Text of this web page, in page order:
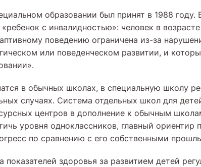
образовании был принят в 1988 году.
с инвалидностью»: человек в
поведению ограничена из-за
или поведенческом развитии, и
в обычных школах, в специальную школу
случаях. Система отдельных школ для
центров в дополнение к обычным
уровня одноклассников, главный ориентир
по сравнению с его собственными
здоровья за развитием детей